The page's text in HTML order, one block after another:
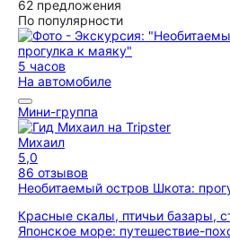
62 предложения
По популярности
5 часов
На автомобиле
Мини-группа
Михаил
5,0
86 отзывов
Необитаемый остров Шкота:
Красные скалы, птичьи базары,
Японское море: путешествие-